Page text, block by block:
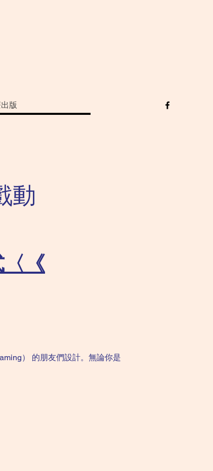
版
動
《
） 的朋友們設計。無論你是